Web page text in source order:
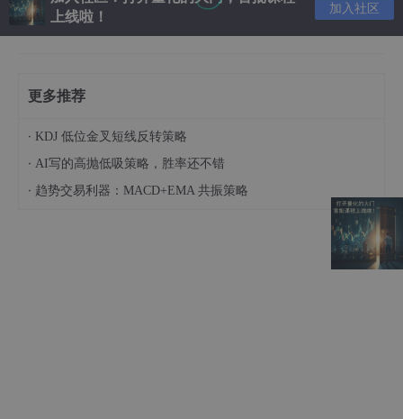
上线啦！
加入社区
更多推荐
· KDJ 低位金叉短线反转策略
· AI写的高抛低吸策略，胜率还不错
· 趋势交易利器：MACD+EMA 共振策略